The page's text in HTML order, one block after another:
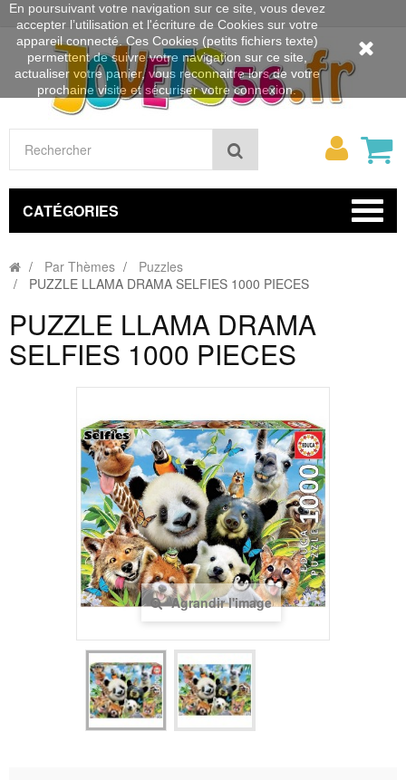
Rechercher
Mon
CATÉGORIES
Par Thèmes
Puzzles
PUZZLE LLAMA DRAMA SELFIES 1000 PIECES
PUZZLE LLAMA DRAMA
SELFIES 1000 PIECES
Agrandir l'image
En poursuivant votre navigation sur ce site, vous devez
accepter l’utilisation et l'écriture de Cookies sur votre
appareil connecté. Ces Cookies (petits fichiers texte)
permettent de suivre votre navigation sur ce site,
actualiser votre panier, vous reconnaitre lors de votre
prochaine visite et sécuriser votre connexion.